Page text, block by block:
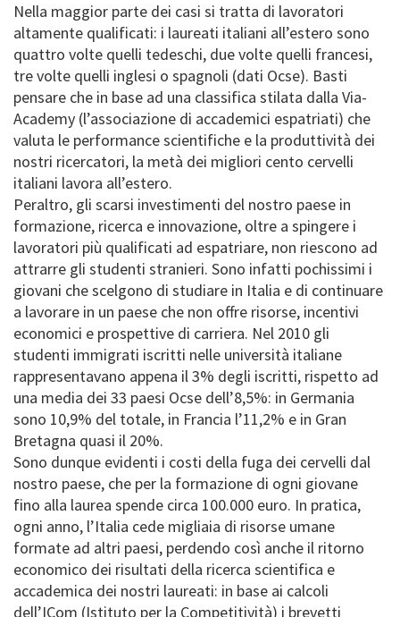
Nella maggior parte dei casi si tratta di lavoratori
altamente qualificati: i laureati italiani all’estero sono
quattro volte quelli tedeschi, due volte quelli francesi,
tre volte quelli inglesi o spagnoli (dati Ocse). Basti
pensare che in base ad una classifica stilata dalla Via-
Academy (l’associazione di accademici espatriati) che
valuta le performance scientifiche e la produttività dei
nostri ricercatori, la metà dei migliori cento cervelli
italiani lavora all’estero.
Peraltro, gli scarsi investimenti del nostro paese in
formazione, ricerca e innovazione, oltre a spingere i
lavoratori più qualificati ad espatriare, non riescono ad
attrarre gli studenti stranieri. Sono infatti pochissimi i
giovani che scelgono di studiare in Italia e di continuare
a lavorare in un paese che non offre risorse, incentivi
economici e prospettive di carriera. Nel 2010 gli
studenti immigrati iscritti nelle università italiane
rappresentavano appena il 3% degli iscritti, rispetto ad
una media dei 33 paesi Ocse dell’8,5%: in Germania
sono 10,9% del totale, in Francia l’11,2% e in Gran
Bretagna quasi il 20%.
Sono dunque evidenti i costi della fuga dei cervelli dal
nostro paese, che per la formazione di ogni giovane
fino alla laurea spende circa 100.000 euro. In pratica,
ogni anno, l’Italia cede migliaia di risorse umane
formate ad altri paesi, perdendo così anche il ritorno
economico dei risultati della ricerca scientifica e
accademica dei nostri laureati: in base ai calcoli
dell’ICom (Istituto per la Competitività) i brevetti